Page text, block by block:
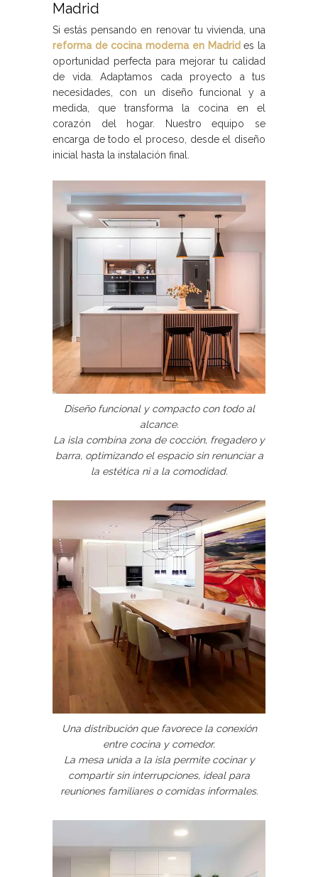
Madrid
Si estás pensando en renovar tu vivienda, una
reforma de cocina moderna en Madrid es la
oportunidad perfecta para mejorar tu calidad
de vida. Adaptamos cada proyecto a tus
necesidades, con un diseño funcional y a
medida, que transforma la cocina en el
corazón del hogar. Nuestro equipo se
encarga de todo el proceso, desde el diseño
inicial hasta la instalación final.
Diseño funcional y compacto con todo al
alcance.
La isla combina zona de cocción, fregadero y
barra, optimizando el espacio sin renunciar a
la estética ni a la comodidad.
Una distribución que favorece la conexión
entre cocina y comedor.
La mesa unida a la isla permite cocinar y
compartir sin interrupciones, ideal para
reuniones familiares o comidas informales.